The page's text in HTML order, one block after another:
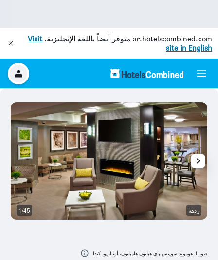
ar.hotelscombined.com متوفر أيضاً باللغة الإنجليزية.Visit
site in English
ردهة 1/45
صور لـ هوموود سويتس باي هيلتون هاميلتون، أونتاريو، كندا